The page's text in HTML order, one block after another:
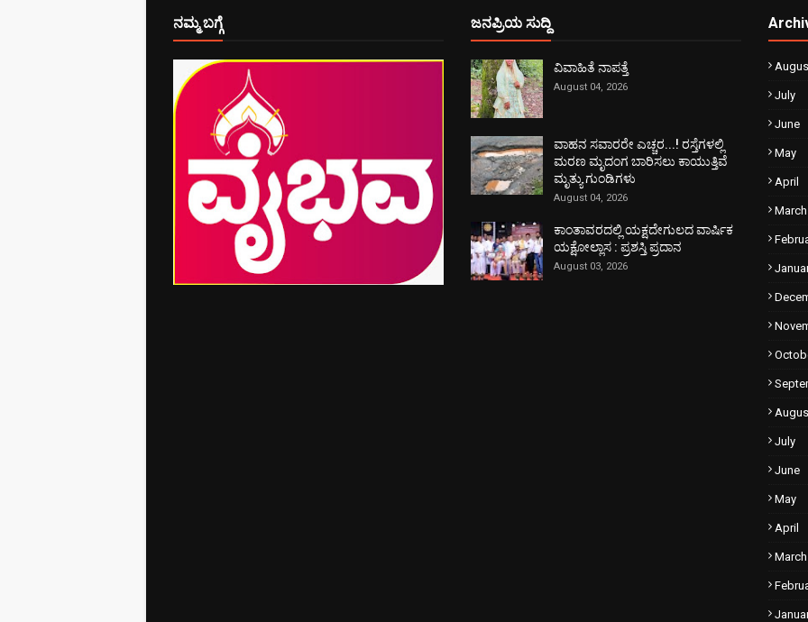
ನಮ್ಮ ಬಗ್ಗೆ ಜನಪ್ರಿಯ ಸುದ್ದಿ
ವಿವಾಹಿತೆ ನಾಪತ್ತೆ
August 04, 2026
ವಾಹನ ಸವಾರರೇ ಎಚ್ಚರ...! ರಸ್ತೆಗಳಲ್ಲಿ
ಮರಣ ಮೃದಂಗ ಬಾರಿಸಲು ಕಾಯುತ್ತಿವೆ
ಮೃತ್ಯು ಗುಂಡಿಗಳು
August 04, 2026
ಕಾಂತಾವರದಲ್ಲಿ ಯಕ್ಷದೇಗುಲದ ವಾರ್ಷಿಕ
ಯಕ್ಷೋಲ್ಲಾಸ : ಪ್ರಶಸ್ತಿ ಪ್ರದಾನ
August 03, 2026
July
June
May
April
March
July
June
May
April
March